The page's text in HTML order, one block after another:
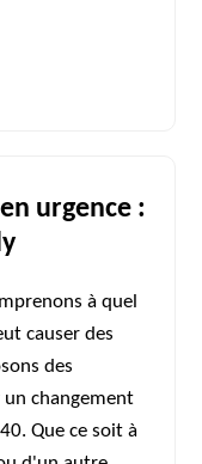
urgence :
à quel
causer des
des
changement
Que ce soit à